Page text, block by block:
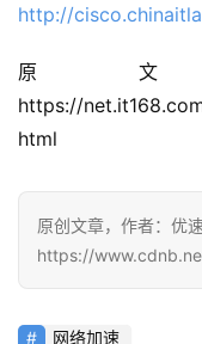
http://
原
https://
html
原创文章，作者：优
https://
网络加速